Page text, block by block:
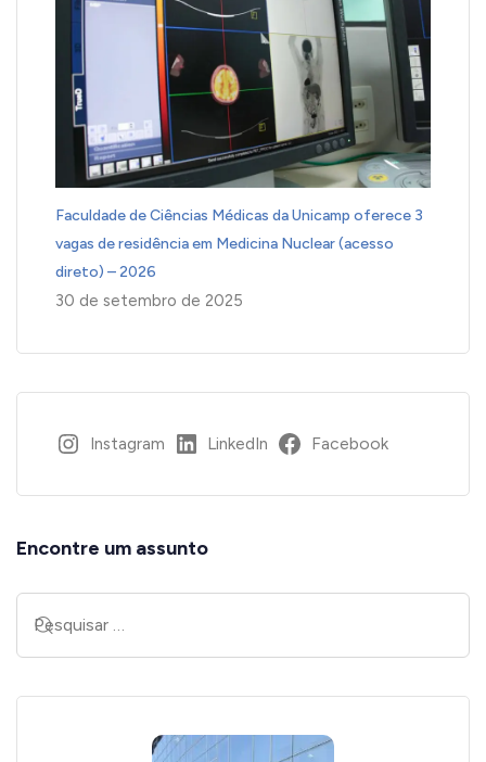
Faculdade de Ciências Médicas da Unicamp oferece 3
vagas de residência em Medicina Nuclear (acesso
direto) – 2026
30 de setembro de 2025
Instagram LinkedIn Facebook
Encontre um assunto